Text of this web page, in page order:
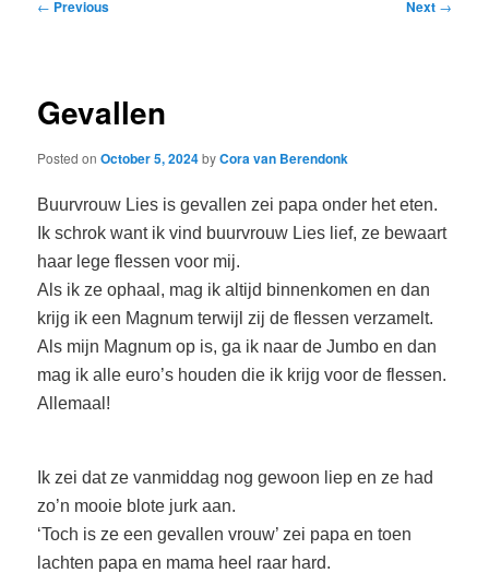
← Previous Next →
Gevallen
Posted onOctober 5, 2024byCora van Berendonk
Buurvrouw Lies is gevallen zei papa onder het eten.
Ik schrok want ik vind buurvrouw Lies lief, ze bewaart
haar lege flessen voor mij.
Als ik ze ophaal, mag ik altijd binnenkomen en dan
krijg ik een Magnum terwijl zij de flessen verzamelt.
Als mijn Magnum op is, ga ik naar de Jumbo en dan
mag ik alle euro’s houden die ik krijg voor de flessen.
Allemaal!
Ik zei dat ze vanmiddag nog gewoon liep en ze had
zo’n mooie blote jurk aan.
‘Toch is ze een gevallen vrouw’ zei papa en toen
lachten papa en mama heel raar hard.